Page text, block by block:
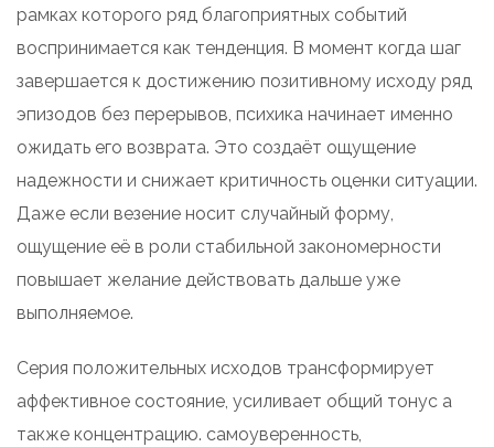
рамках которого ряд благоприятных событий
воспринимается как тенденция. В момент когда шаг
завершается к достижению позитивному исходу ряд
эпизодов без перерывов, психика начинает именно
ожидать его возврата. Это создаёт ощущение
надежности и снижает критичность оценки ситуации.
Даже если везение носит случайный форму,
ощущение её в роли стабильной закономерности
повышает желание действовать дальше уже
выполняемое.
Серия положительных исходов трансформирует
аффективное состояние, усиливает общий тонус а
также концентрацию. самоуверенность,